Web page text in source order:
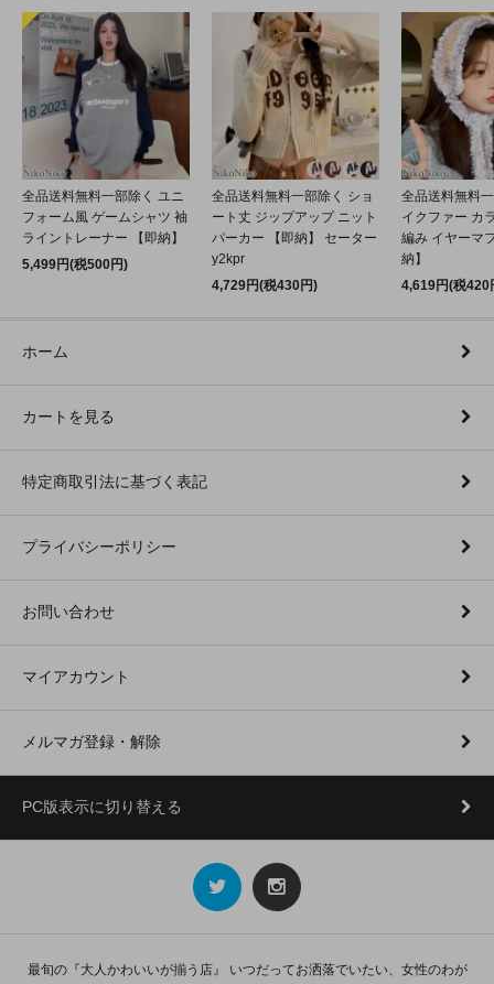
全品送料無料一部除く ユニ
フォーム風 ゲームシャツ 袖
ライントレーナー 【即納】
5,499円(税500円)
全品送料無料一部除く ショ
ート丈 ジップアップ ニット
パーカー 【即納】 セーター
y2kpr
4,729円(税430円)
全品送料無料
イクファー カ
編み イヤーマ
納】
4,619円(税420
ホーム
カートを見る
特定商取引法に基づく表記
プライバシーポリシー
お問い合わせ
マイアカウント
メルマガ登録・解除
PC版表示に切り替える
最旬の『大人かわいいが揃う店』 いつだってお洒落でいたい、女性のわが